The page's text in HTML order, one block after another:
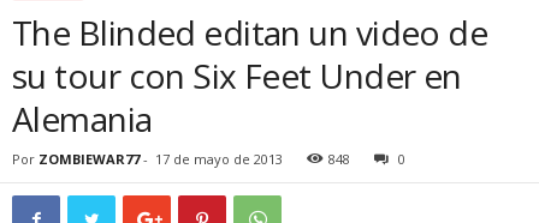
The Blinded editan un video de
su tour con Six Feet Under en
Alemania
Por ZOMBIEWAR77- 17 de mayo de 2013 848 0